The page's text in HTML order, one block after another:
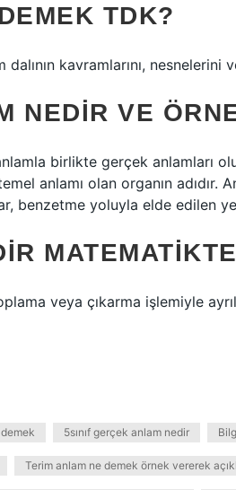
TDK?
kavramlarını,
NEDIR VE
birlikte gerçek anlamları
anlamı olan organın adıdır.
benzetme yoluyla elde edilen
veya çıkarma işlemiyle
5sınıf gerçek anlam nedir
Terim anlam ne demek örnek vererek